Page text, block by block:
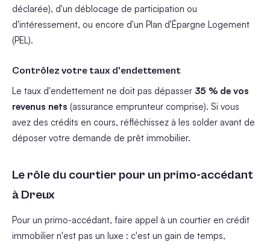
déclarée), d'un déblocage de participation ou
d'intéressement, ou encore d'un Plan d'Épargne Logement
(PEL).
Contrôlez votre taux d'endettement
Le taux d'endettement ne doit pas dépasser 35 % de vos
revenus nets (assurance emprunteur comprise). Si vous
avez des crédits en cours, réfléchissez à les solder avant de
déposer votre demande de prêt immobilier.
Le rôle du courtier pour un primo-accédant
à Dreux
Pour un primo-accédant, faire appel à un courtier en crédit
immobilier n'est pas un luxe : c'est un gain de temps,